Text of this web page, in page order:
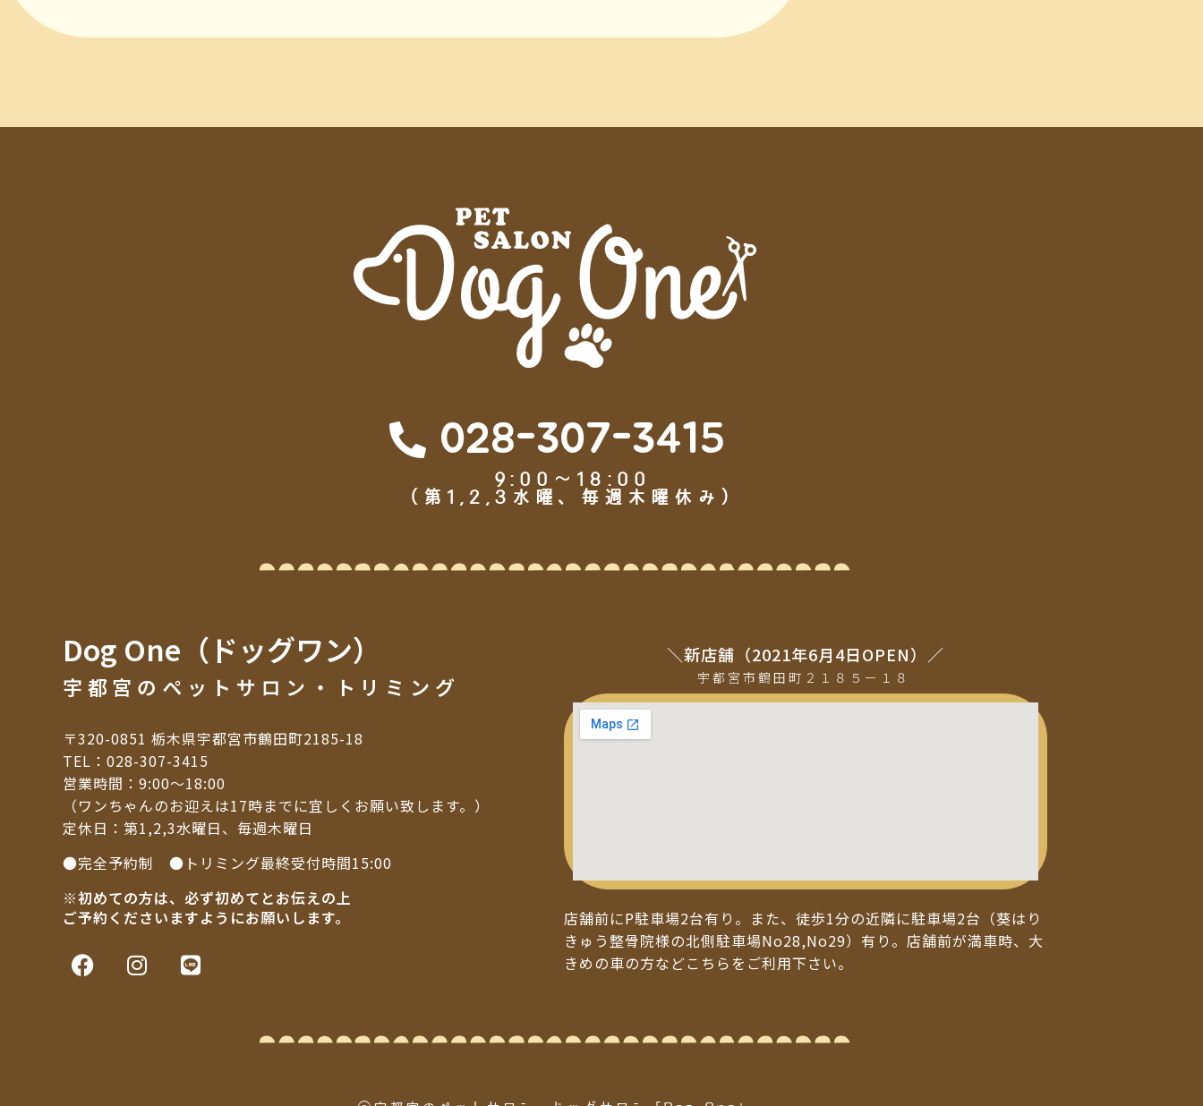
028-307-3415
9:00～18:00
（第1,2,3水曜、毎週木曜休み）
Dog One（ドッグワン）
宇都宮のペットサロン・トリミング
〒320-0851 栃木県宇都宮市鶴田町2185-18
TEL： 028-307-3415
営業時間：9:00～18:00
（ワンちゃんのお迎えは17時までに宜しくお願い致します。）
定休日：第1,2,3水曜日、毎週木曜日
●完全予約制 ●トリミング最終受付時間15:00
※初めての方は、必ず初めてとお伝えの上
ご予約くださいますようにお願いします。
＼新店舗（2021年6月4日OPEN）／
宇都宮市鶴田町２１８５ー１８
店舗前にP駐車場2台有り。また、徒歩1分の近隣に駐車場2台（葵はり
きゅう整骨院様の北側駐車場No28,No29）有り。店舗前が満車時、大
きめの車の方などこちらをご利用下さい。